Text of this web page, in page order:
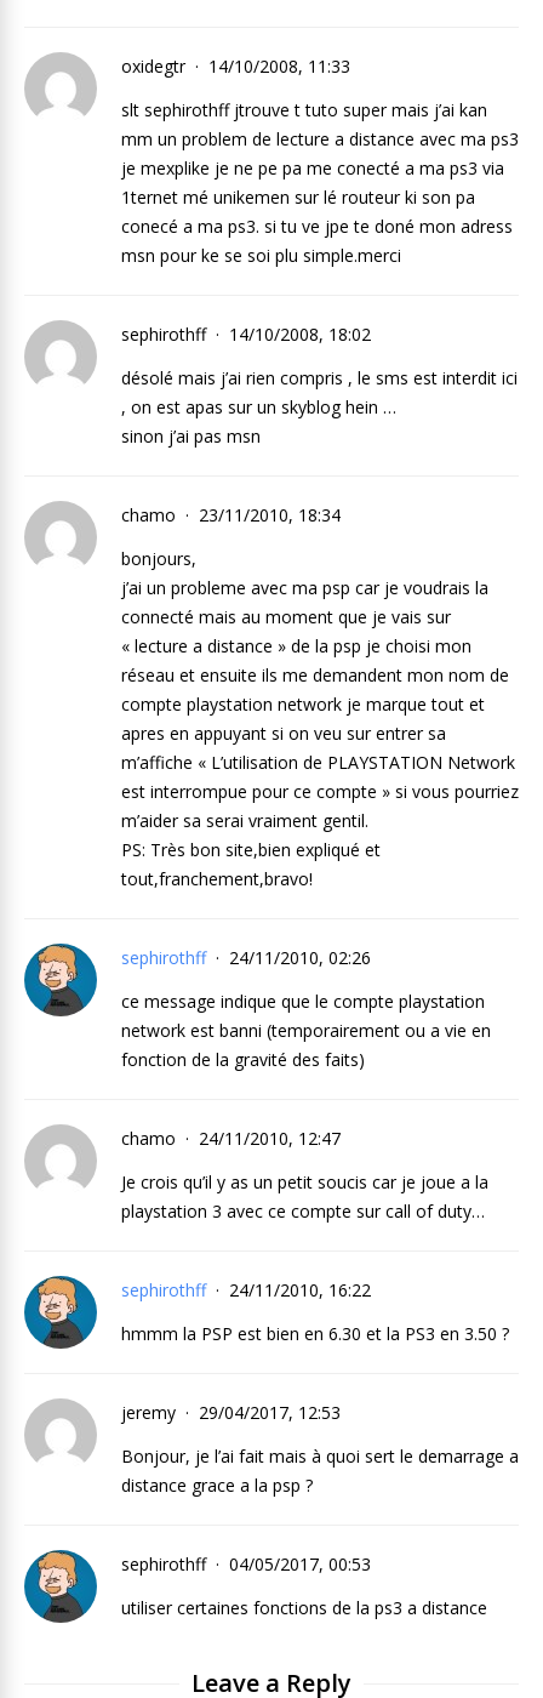
oxidegtr
14/10/2008, 11:33
slt sephirothff jtrouve t tuto super mais j’ai kan
mm un problem de lecture a distance avec ma ps3
je mexplike je ne pe pa me conecté a ma ps3 via
1ternet mé unikemen sur lé routeur ki son pa
conecé a ma ps3. si tu ve jpe te doné mon adress
msn pour ke se soi plu simple.merci
sephirothff
14/10/2008, 18:02
désolé mais j’ai rien compris , le sms est interdit ici
, on est apas sur un skyblog hein …
sinon j’ai pas msn
chamo
23/11/2010, 18:34
bonjours,
j’ai un probleme avec ma psp car je voudrais la
connecté mais au moment que je vais sur
« lecture a distance » de la psp je choisi mon
réseau et ensuite ils me demandent mon nom de
compte playstation network je marque tout et
apres en appuyant si on veu sur entrer sa
m’affiche « L’utilisation de PLAYSTATION Network
est interrompue pour ce compte » si vous pourriez
m’aider sa serai vraiment gentil.
PS: Très bon site,bien expliqué et
tout,franchement,bravo!
sephirothff
24/11/2010, 02:26
ce message indique que le compte playstation
network est banni (temporairement ou a vie en
fonction de la gravité des faits)
chamo
24/11/2010, 12:47
Je crois qu’il y as un petit soucis car je joue a la
playstation 3 avec ce compte sur call of duty…
sephirothff
24/11/2010, 16:22
hmmm la PSP est bien en 6.30 et la PS3 en 3.50 ?
jeremy
29/04/2017, 12:53
Bonjour, je l’ai fait mais à quoi sert le demarrage a
distance grace a la psp ?
sephirothff
04/05/2017, 00:53
utiliser certaines fonctions de la ps3 a distance
Leave a Reply